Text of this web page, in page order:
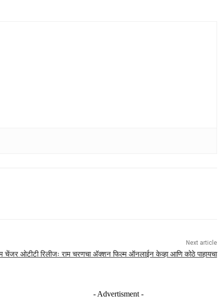
Next article
चेंजर ओटीटी रिलीजः राम चरणचा अ‍ॅक्शन फिल्म ऑनलाईन केव्हा आणि कोठे पाहायचा
- Advertisment -